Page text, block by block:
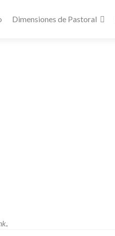
Dimensiones de Pastoral
.